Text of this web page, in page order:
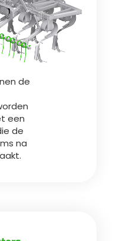
de
een
de
na